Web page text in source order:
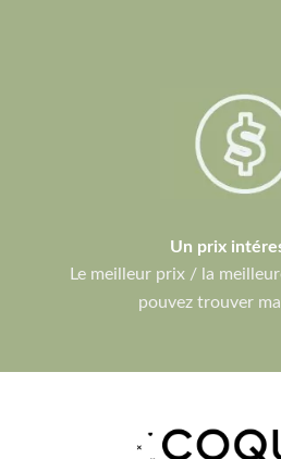
Un prix
Le meilleur prix / la
pouvez trouver